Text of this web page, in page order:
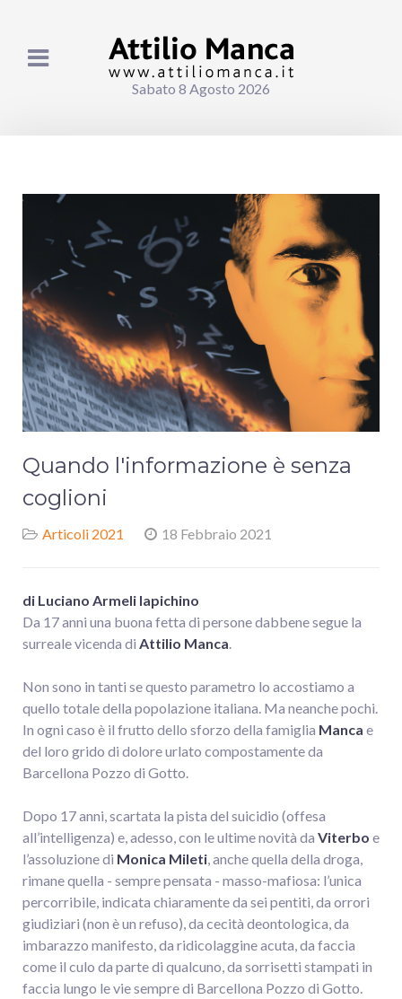
Sabato 8 Agosto 2026
Quando l'informazione è senza
coglioni
Articoli 2021 18 Febbraio 2021
di Luciano Armeli Iapichino
Da 17 anni una buona fetta di persone dabbene segue la
surreale vicenda di Attilio Manca.
Non sono in tanti se questo parametro lo accostiamo a
quello totale della popolazione italiana. Ma neanche pochi.
In ogni caso è il frutto dello sforzo della famiglia Manca e
del loro grido di dolore urlato compostamente da
Barcellona Pozzo di Gotto.
Dopo 17 anni, scartata la pista del suicidio (offesa
all’intelligenza) e, adesso, con le ultime novità da Viterbo e
l’assoluzione di Monica Mileti, anche quella della droga,
rimane quella - sempre pensata - masso-mafiosa: l’unica
percorribile, indicata chiaramente da sei pentiti, da orrori
giudiziari (non è un refuso), da cecità deontologica, da
imbarazzo manifesto, da ridicolaggine acuta, da faccia
come il culo da parte di qualcuno, da sorrisetti stampati in
faccia lungo le vie sempre di Barcellona Pozzo di Gotto.